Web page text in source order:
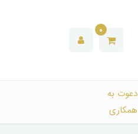
0
دعوت به
همکاری